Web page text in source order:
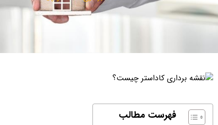
فهرست مطالب